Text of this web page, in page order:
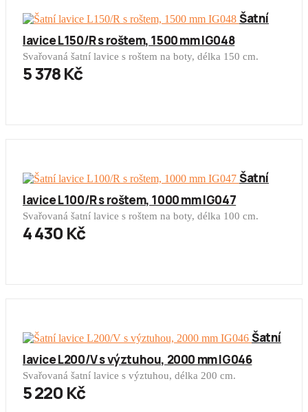
Šatní
lavice L150/R s roštem, 1500 mm IG048
Svařovaná šatní lavice s roštem na boty, délka 150 cm.
5 378 Kč
Šatní
lavice L100/R s roštem, 1000 mm IG047
Svařovaná šatní lavice s roštem na boty, délka 100 cm.
4 430 Kč
Šatní
lavice L200/V s výztuhou, 2000 mm IG046
Svařovaná šatní lavice s výztuhou, délka 200 cm.
5 220 Kč